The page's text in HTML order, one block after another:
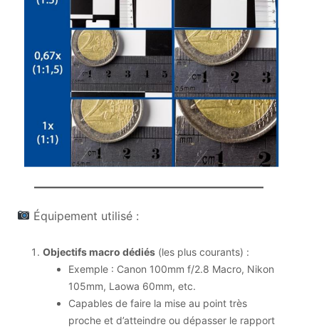
Équipement utilisé :
Objectifs macro dédiés (les plus courants) :
Exemple : Canon 100mm f/2.8 Macro, Nikon
105mm, Laowa 60mm, etc.
Capables de faire la mise au point très
proche et d’atteindre ou dépasser le rapport